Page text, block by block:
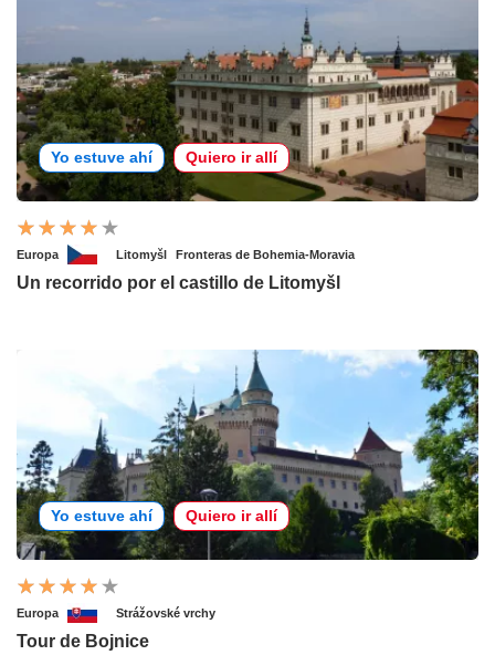
Yo estuve ahí Quiero ir allí
Europa Litomyšl Fronteras de Bohemia-Moravia
Un recorrido por el castillo de Litomyšl
Yo estuve ahí Quiero ir allí
Europa Strážovské vrchy
Tour de Bojnice